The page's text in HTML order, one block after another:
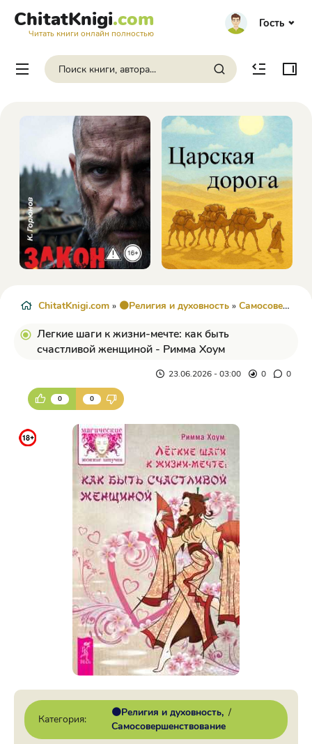
ChitatKnigi.com
Читать книги онлайн полностью
Гость
ChitatKnigi.com » 🟠Религия и духовность » Самосовершенствование
Легкие шаги к жизни-мечте: как быть
счастливой женщиной - Римма Хоум
23.06.2026 - 03:00 0 0
0 0
Категория:
🟠Религия и духовность /
Самосовершенствование